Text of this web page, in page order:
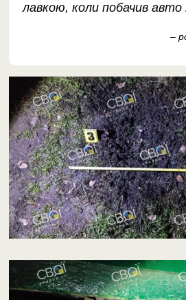
лавкою, коли побачив авто
–